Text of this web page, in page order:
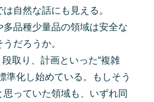
自然な話にも見える。
品種少量品の領域は安全な
だろうか。
取り、計画といった“複雑
準化し始めている。もしそう
っていた領域も、いずれ同